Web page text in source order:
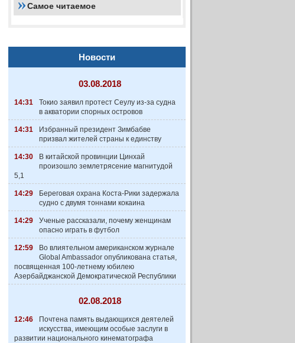
Самое читаемое
Новости
03.08.2018
14:31
Токио заявил протест Сеулу из-за судна
в акватории спорных островов
14:31
Избранный президент Зимбабве
призвал жителей страны к единству
14:30
В китайской провинции Цинхай
произошло землетрясение магнитудой
5,1
14:29
Береговая охрана Коста-Рики задержала
судно с двумя тоннами кокаина
14:29
Ученые рассказали, почему женщинам
опасно играть в футбол
12:59
Во влиятельном американском журнале
Global Ambassador опубликована статья,
посвященная 100-летнему юбилею
Азербайджанской Демократической Республики
02.08.2018
12:46
Почтена память выдающихся деятелей
искусства, имеющим особые заслуги в
развитии национального кинематографа